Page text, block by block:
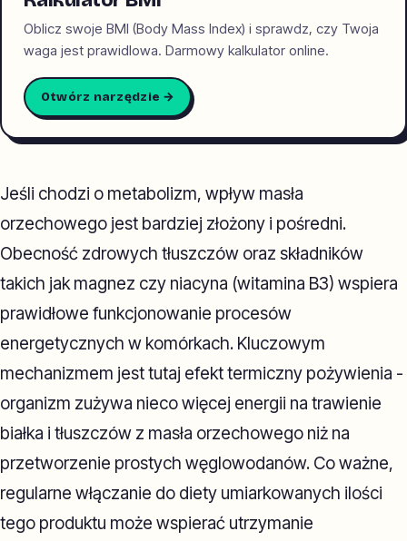
Oblicz swoje BMI (Body Mass Index) i sprawdz, czy Twoja
waga jest prawidlowa. Darmowy kalkulator online.
Otwórz narzędzie →
Jeśli chodzi o metabolizm, wpływ masła
orzechowego jest bardziej złożony i pośredni.
Obecność zdrowych tłuszczów oraz składników
takich jak magnez czy niacyna (witamina B3) wspiera
prawidłowe funkcjonowanie procesów
energetycznych w komórkach. Kluczowym
mechanizmem jest tutaj efekt termiczny pożywienia -
organizm zużywa nieco więcej energii na trawienie
białka i tłuszczów z masła orzechowego niż na
przetworzenie prostych węglowodanów. Co ważne,
regularne włączanie do diety umiarkowanych ilości
tego produktu może wspierać utrzymanie